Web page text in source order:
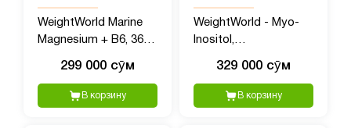
WeightWorld Marine
Magnesium + B6, 360
299 000 сӯм
В корзину
WeightWorld - Myo-
Inositol,
Инозитолом, 4000 мг,
120 таблеток
329 000 сӯм
В корзину